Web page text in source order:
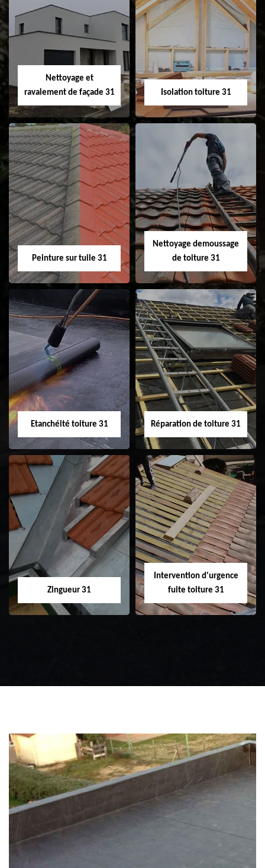
Pose et
changement de
fenêtre de toit et
Velux 31
Nettoyage et pose
Nettoyage et
ravalement de façade 31
Nettoyage et
ravalement de
façade 31
Isolation toiture 31
Isolation toiture 31
Peinture sur tuile 31
Peinture sur tuile
31
Nettoyage demoussage
de toiture 31
Nettoyage
demoussage de
toiture 31
Etanchéité toiture 31
Etanchéité toiture
31
Réparation de toiture 31
Réparation de
toiture 31
Zingueur 31
Intervention d'urgence
fuite toiture 31